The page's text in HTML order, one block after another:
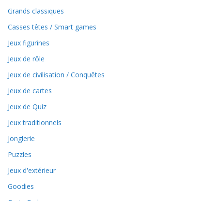
Grands classiques
Casses têtes / Smart games
Jeux figurines
Jeux de rôle
Jeux de civilisation / Conquêtes
Jeux de cartes
Jeux de Quiz
Jeux traditionnels
Jonglerie
Puzzles
Jeux d'extérieur
Goodies